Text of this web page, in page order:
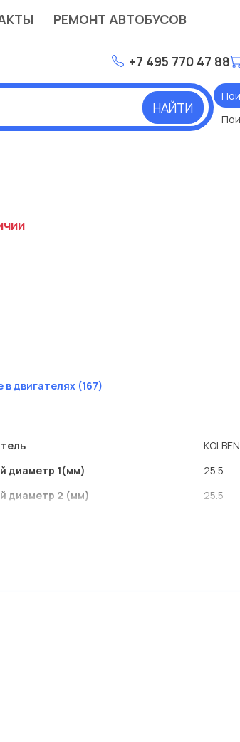
РЕМОНТ АВТОБУСОВ
+7 495 770 47 88
НАЙТИ
двигателях (167)
диаметр 1(мм)
25.5
диаметр 2 (мм)
25.5